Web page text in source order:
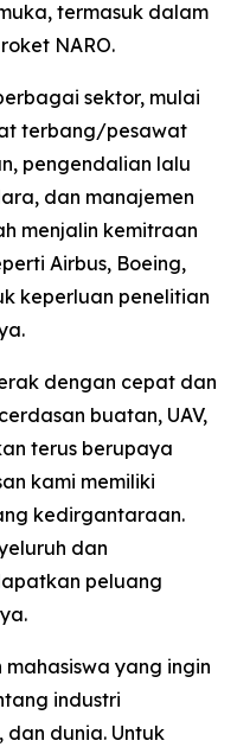
termasuk dalam
NARO.
sektor, mulai
terbang/pesawat
pengendalian lalu
dan manajemen
menjalin kemitraan
Airbus, Boeing,
keperluan penelitian
dengan cepat dan
buatan, UAV,
terus berupaya
kami memiliki
kedirgantaraan.
dan
peluang
mahasiswa yang ingin
industri
dunia. Untuk